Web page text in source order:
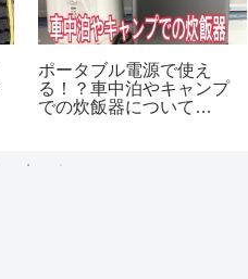
ポータブル電源で使え
る！？車中泊やキャンプ
での炊飯器について